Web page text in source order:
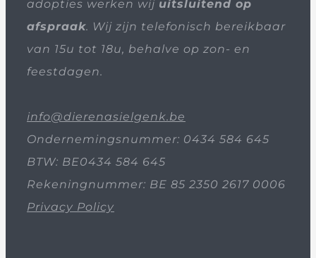
adopties werken wij uitsluitend op
afspraak. Wij zijn telefonisch bereikbaar
van 15u tot 18u, behalve op zon- en
feestdagen.
info@dierenasielgenk.be
Ondernemingsnummer: 0434 584 645
BTW: BE0434 584 645
Rekeningnummer: BE 85 2350 2617 0006
Privacy Policy